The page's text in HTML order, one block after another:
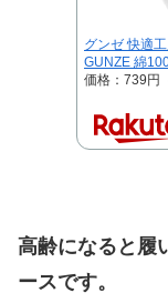
グンゼ 快適
GUNZE 綿
価格：739円
高齢になると履
ースです。